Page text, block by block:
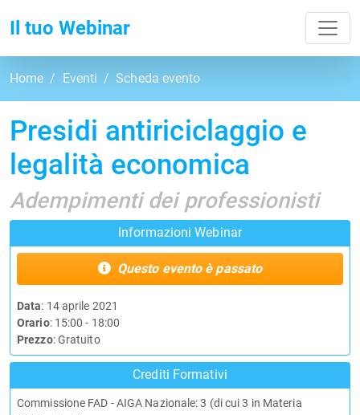
Il tuo Webinar
Home Eventi Scheda evento
Presidi antiriciclaggio e
legalità economica
Adempimenti dei professionisti
Informazioni Webinar
Questo evento è passato
Data: 14 aprile 2021
Orario: 15:00 - 18:00
Prezzo: Gratuito
Crediti Formativi
Commissione FAD - AIGA Nazionale: 3 (di cui 3 in Materia